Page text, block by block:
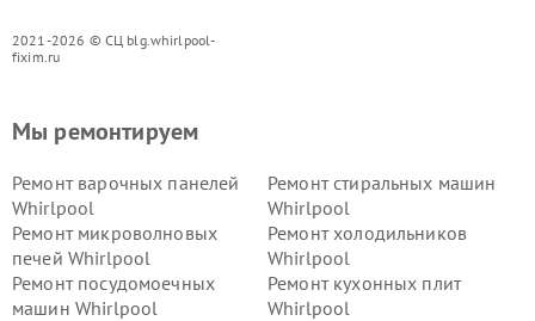
2021-2026 © СЦ blg.whirlpool-
fixim.ru
Мы ремонтируем
Ремонт варочных панелей
Whirlpool
Ремонт стиральных машин
Whirlpool
Ремонт микроволновых
печей Whirlpool
Ремонт холодильников
Whirlpool
Ремонт посудомоечных
машин Whirlpool
Ремонт кухонных плит
Whirlpool